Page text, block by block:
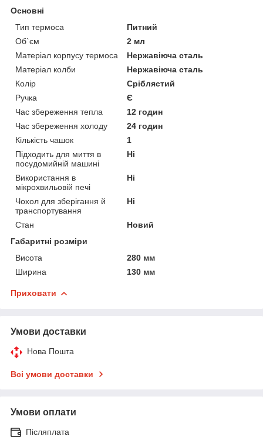
Основні
Тип термоса
Питний
Об`єм
2 мл
Матеріал корпусу термоса
Нержавіюча сталь
Матеріал колби
Нержавіюча сталь
Колір
Сріблястий
Ручка
Є
Час збереження тепла
12 годин
Час збереження холоду
24 годин
Кількість чашок
1
Підходить для миття в
посудомийній машині
Ні
Використання в
мікрохвильовій печі
Ні
Чохол для зберігання й
транспортування
Ні
Стан
Новий
Габаритні розміри
Висота
280 мм
Ширина
130 мм
Приховати
Умови доставки
Нова Пошта
Всі умови доставки
Умови оплати
Післяплата